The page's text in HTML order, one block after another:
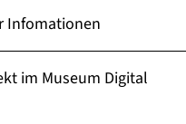
Infomationen
im Museum Digital